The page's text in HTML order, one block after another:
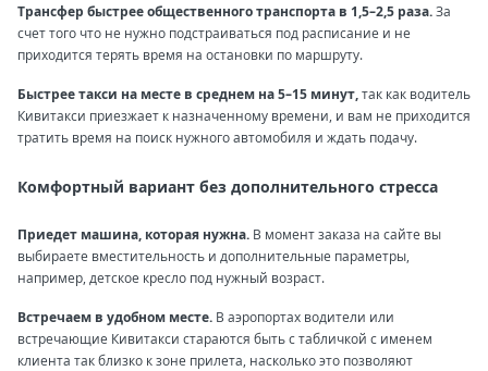
Трансфер быстрее общественного транспорта в 1,5–2,5 раза.За
счет того что не нужно подстраиваться под расписание и не
приходится терять время на остановки по маршруту.
Быстрее такси на месте в среднем на 5–15 минут,так как водитель
Кивитакси приезжает к назначенному времени, и вам не приходится
тратить время на поиск нужного автомобиля и ждать подачу.
Комфортный вариант без дополнительного стресса
Приедет машина, которая нужна. В момент заказа на сайте вы
выбираете вместительность и дополнительные параметры,
например, детское кресло под нужный возраст.
Встречаем в удобном месте. В аэропортах водители или
встречающие Кивитакси стараются быть с табличкой с именем
клиента так близко к зоне прилета, насколько это позволяют